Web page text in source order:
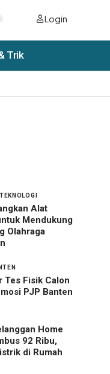
Login
Trik
TEKNOLOGI
Alat
Mendukung
Olahraga
Tes Fisik Calon
PJP Banten
Home
92 Ribu,
di Rumah